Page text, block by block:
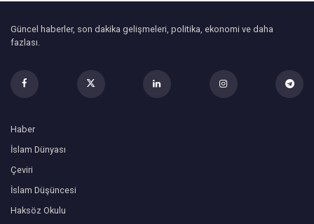
Güncel haberler, son dakika gelişmeleri, politika, ekonomi ve daha
fazlası.
Haber
İslam Dünyası
Çeviri
İslam Düşüncesi
Haksöz Okulu